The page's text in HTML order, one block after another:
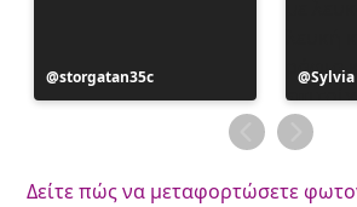
Η
ανάρτηση
storgatan35c
Η
από
Sylvia
Δείτε πώς να μεταφορτώσετε